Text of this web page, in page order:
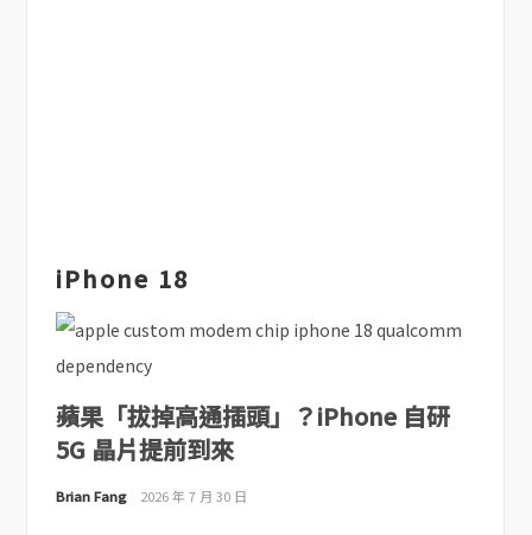
iPhone 18
蘋果「拔掉高通插頭」？iPhone 自研
5G 晶片提前到來
Brian Fang 2026 年 7 月 30 日